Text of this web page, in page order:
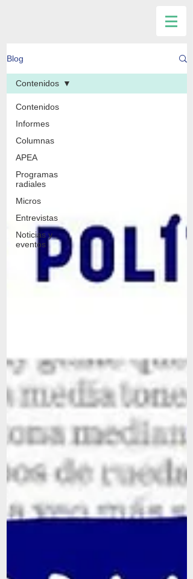
Blog
Contenidos
Informes
Columnas
APEA
Programas
radiales
Micros
Entrevistas
Noticias y
eventos
Contenidos